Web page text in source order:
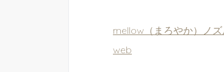
mellow（まろやか）ノ
web